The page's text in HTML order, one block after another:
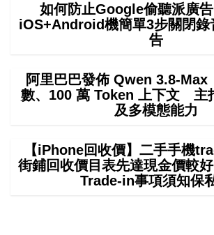
如何防止Google偷聽派廣
iOS+Android機簡單3步關閉錄
告
阿里巴巴發佈 Qwen 3.8-
數、100 萬 Token 上下文 主
及多模態能力
【iPhone回收價】二手手機
街鋪回收價目表先達現金價較
Trade-in事項須知保